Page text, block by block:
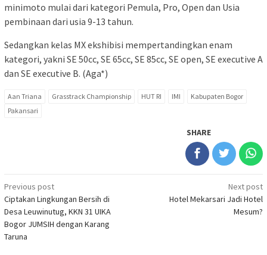
minimoto mulai dari kategori Pemula, Pro, Open dan Usia
pembinaan dari usia 9-13 tahun.
Sedangkan kelas MX ekshibisi mempertandingkan enam
kategori, yakni SE 50cc, SE 65cc, SE 85cc, SE open, SE executive A
dan SE executive B. (Aga*)
Aan Triana Grasstrack Championship HUT RI IMI
Kabupaten Bogor
Pakansari
SHARE
Post
navigation
Previous post
Ciptakan Lingkungan Bersih di
Desa Leuwinutug, KKN 31 UIKA
Bogor JUMSIH dengan Karang
Taruna
Next post
‎Hotel Mekarsari Jadi Hotel
Mesum?